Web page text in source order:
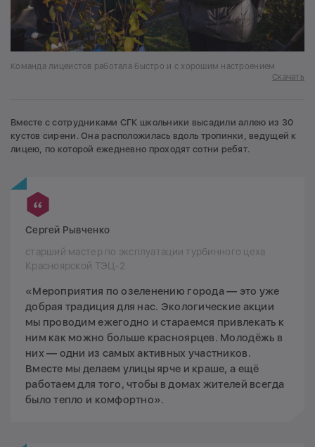
Команда лицеистов работала быстро и с хорошим настроением
Скачать
Вместе с сотрудниками СГК школьники высадили аллею из 30
кустов сирени. Она расположилась вдоль тропинки, ведущей к
лицею, по которой ежедневно проходят сотни ребят.
Сергей Рывченко
старший мастер по эксплуатации турбинного цеха
Красноярской ТЭЦ-2
«Мероприятия по озеленению города — это уже
добрая традиция для нас. Экологические акции
мы проводим ежегодно и стараемся привлекать к
ним как можно больше красноярцев. Молодёжь в
них — одни из самых активных участников.
Вместе мы делаем улицы ярче и краше, а ещё
работаем для того, чтобы в домах жителей всегда
было тепло и комфортно».